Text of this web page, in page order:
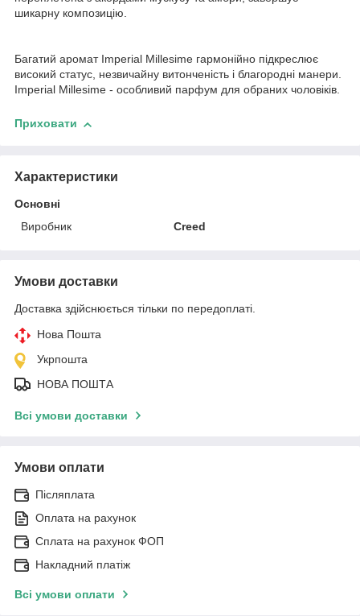
шикарну композицію.
Багатий аромат Imperial Millesime гармонійно підкреслює
високий статус, незвичайну витонченість і благородні манери.
Imperial Millesime - особливий парфум для обраних чоловіків.
Приховати
Характеристики
Основні
Виробник
Creed
Умови доставки
Доставка здійснюється тільки по передоплаті.
Нова Пошта
Укрпошта
НОВА ПОШТА
Всі умови доставки
Умови оплати
Післяплата
Оплата на рахунок
Сплата на рахунок ФОП
Накладний платіж
Всі умови оплати